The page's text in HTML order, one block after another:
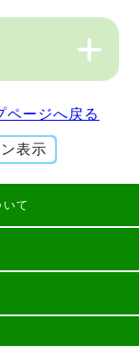
ページへ戻る
表示
て